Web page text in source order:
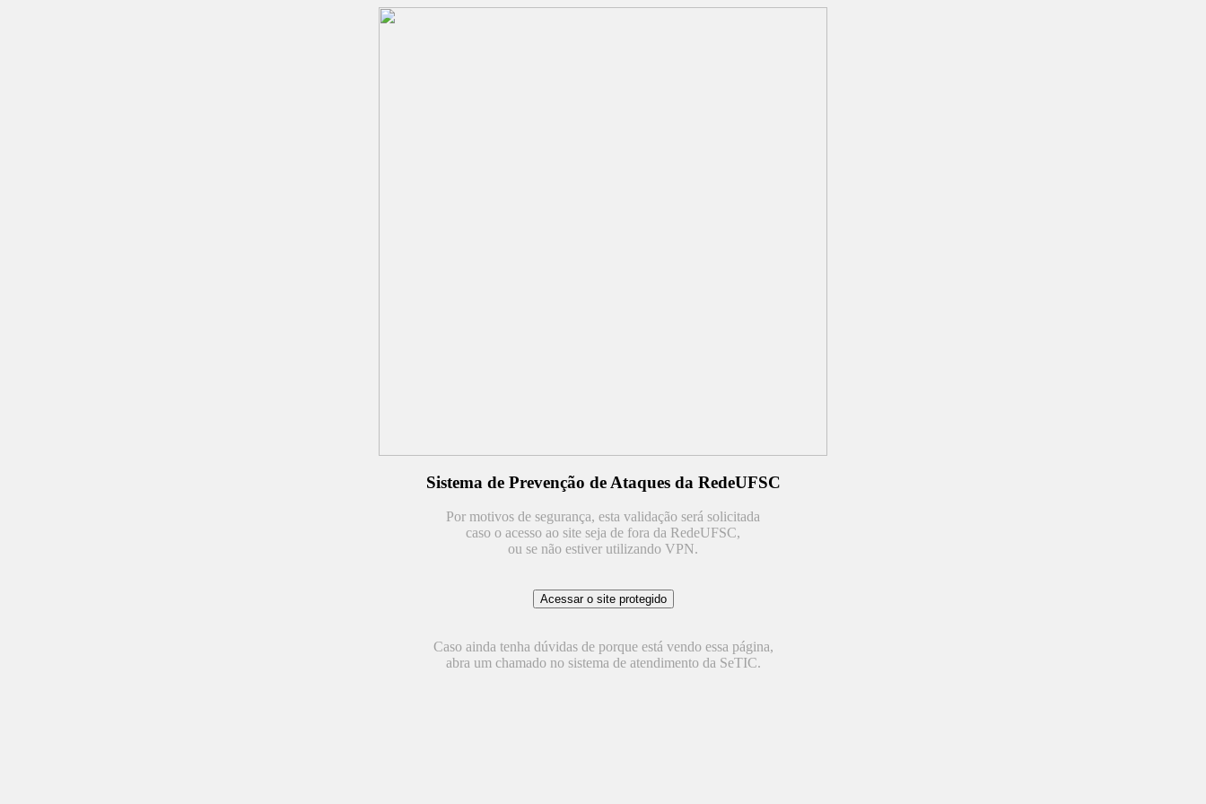
Sistema de Prevenção de Ataques da RedeUFSC
Por motivos de segurança, esta validação será solicitada
caso o acesso ao site seja de fora da RedeUFSC,
ou se não estiver utilizando VPN.
Caso ainda tenha dúvidas de porque está vendo essa página,
abra um chamado no sistema de atendimento da SeTIC.